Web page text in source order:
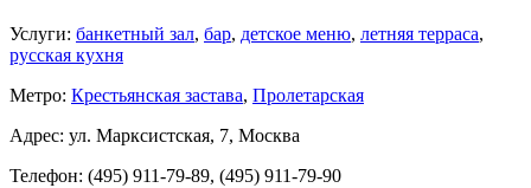
Услуги: банкетный зал, бар, детское меню, летняя терраса,
русская кухня
Метро: Крестьянская застава, Пролетарская
Адрес: ул. Марксистская, 7, Москва
Телефон: (495) 911-79-89, (495) 911-79-90